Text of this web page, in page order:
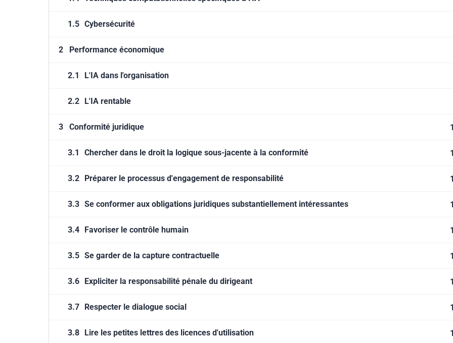
1.5 Cybersécurité
2 Performance économique
2.1 L'IA dans l'organisation
2.2 L'IA rentable
3 Conformité juridique
3.1 Chercher dans le droit la logique sous-jacente à la conformité
3.2 Préparer le processus d'engagement de responsabilité
3.3 Se conformer aux obligations juridiques substantiellement intéressantes
3.4 Favoriser le contrôle humain
3.5 Se garder de la capture contractuelle
3.6 Expliciter la responsabilité pénale du dirigeant
3.7 Respecter le dialogue social
3.8 Lire les petites lettres des licences d'utilisation